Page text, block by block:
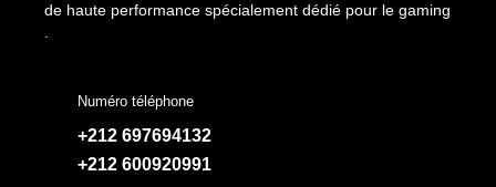
de haute performance spécialement dédié pour le gaming
Numéro téléphone
+212 697694132
+212 600920991